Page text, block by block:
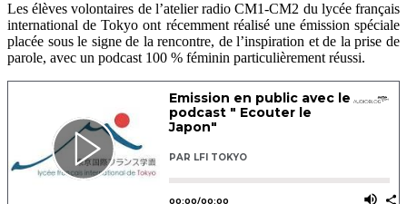
Les élèves volontaires de l’atelier radio CM1-CM2 du lycée français
international de Tokyo ont récemment réalisé une émission spéciale
placée sous le signe de la rencontre, de l’inspiration et de la prise de
parole, avec un podcast 100 % féminin particulièrement réussi.